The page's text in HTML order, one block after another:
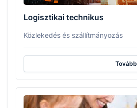
Logisztikai technikus
Közlekedés és szállítmányozás
Tovább